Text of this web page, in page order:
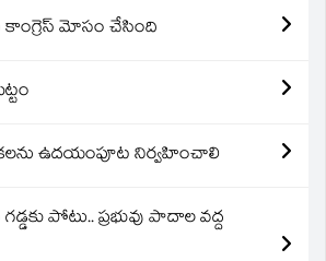
కాంగ్రెస్ మోసం చేసింది
ఉదయంపూట నిర్వహించాలి
పోటు.. ప్రభువు పాదాల వద్ద